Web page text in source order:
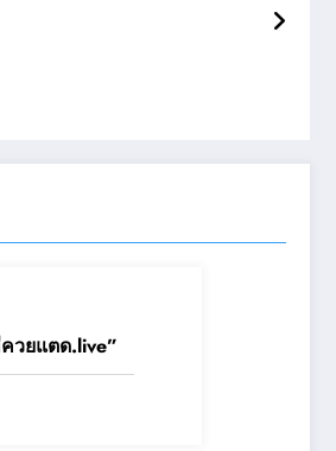
วยแตด.live”